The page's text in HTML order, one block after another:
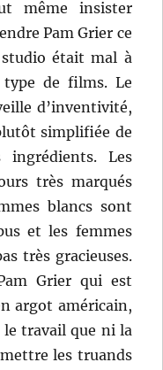
même insister
Pam Grier ce
était mal à
type de films. Le
d’inventivité,
simplifiée de
Les
très marqués
blancs sont
et les femmes
très gracieuses.
Grier qui est
argot américain,
travail que ni la
les truands